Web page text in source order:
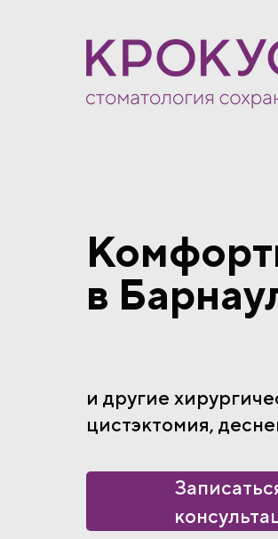
и другие
цистэктомия,
в